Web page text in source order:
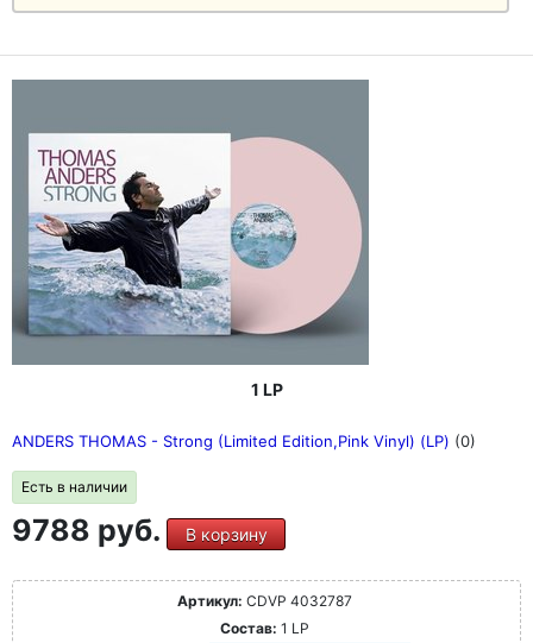
1 LP
ANDERS THOMAS - Strong (Limited Edition,Pink Vinyl) (LP) (0)
Есть в наличии
9788 руб. В корзину
Артикул: CDVP 4032787
Состав: 1 LP